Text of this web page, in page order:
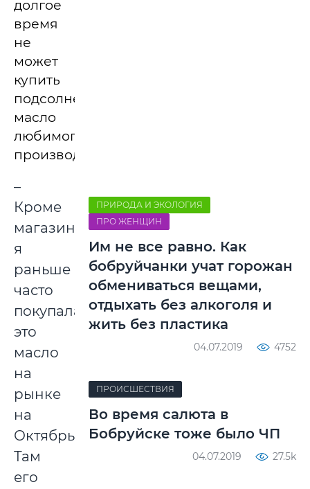
долгое
время
не
может
купить
подсолнечное
масло
любимого
производителя.
–
Кроме
магазинов,
я
раньше
часто
покупала
это
масло
на
рынке
на
Октябрьской.
Там
его
ПРИРОДА И ЭКОЛОГИЯ
ПРО ЖЕНЩИН
Им не все равно. Как
бобруйчанки учат горожан
обмениваться вещами,
отдыхать без алкоголя и
жить без пластика
04.07.2019 4752
ПРОИСШЕСТВИЯ
Во время салюта в
Бобруйске тоже было ЧП
04.07.2019 27.5k